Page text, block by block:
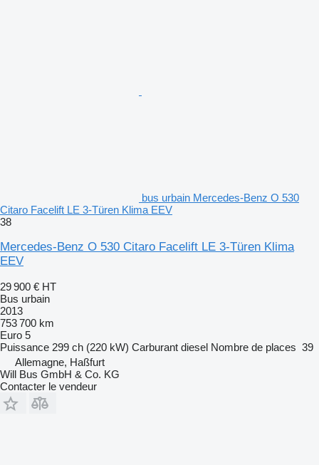
bus urbain Mercedes-Benz O 530
Citaro Facelift LE 3-Türen Klima EEV
38
Mercedes-Benz O 530 Citaro Facelift LE 3-Türen Klima
EEV
29 900 € HT
Bus urbain
2013
753 700 km
Euro 5
Puissance 299 ch (220 kW) Carburant diesel Nombre de places 39
Allemagne, Haßfurt
Will Bus GmbH & Co. KG
Contacter le vendeur